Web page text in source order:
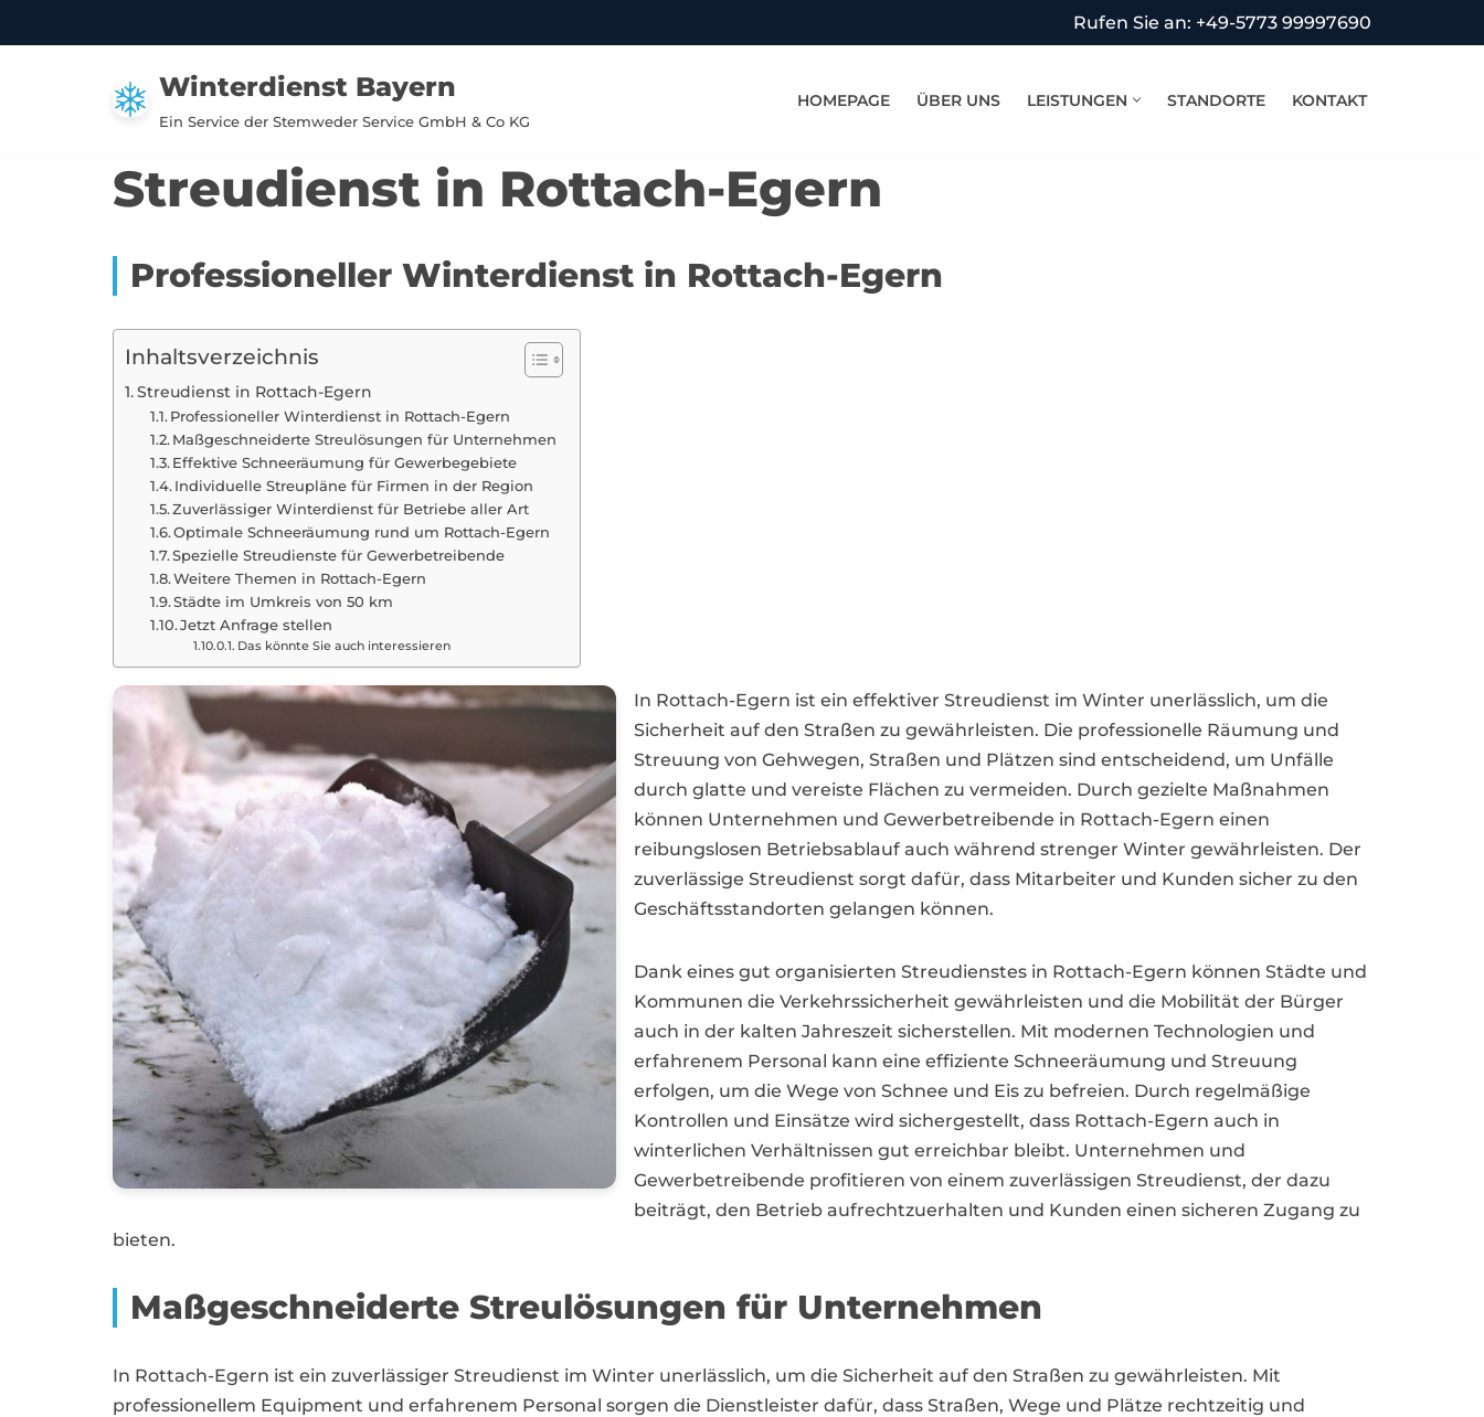
Rufen Sie an: +49-5773 99997690
Winterdienst Bayern
Ein Service der Stemweder Service GmbH & Co KG
HOMEPAGE ÜBER UNS LEISTUNGEN STANDORTE KONTAKT
Streudienst in Rottach-Egern
Professioneller Winterdienst in Rottach-Egern
Inhaltsverzeichnis
Streudienst in Rottach-Egern
Professioneller Winterdienst in Rottach-Egern
Maßgeschneiderte Streulösungen für Unternehmen
Effektive Schneeräumung für Gewerbegebiete
Individuelle Streupläne für Firmen in der Region
Zuverlässiger Winterdienst für Betriebe aller Art
Optimale Schneeräumung rund um Rottach-Egern
Spezielle Streudienste für Gewerbetreibende
Weitere Themen in Rottach-Egern
Städte im Umkreis von 50 km
Jetzt Anfrage stellen
Das könnte Sie auch interessieren
In Rottach-Egern ist ein effektiver Streudienst im Winter unerlässlich, um die
Sicherheit auf den Straßen zu gewährleisten. Die professionelle Räumung und
Streuung von Gehwegen, Straßen und Plätzen sind entscheidend, um Unfälle
durch glatte und vereiste Flächen zu vermeiden. Durch gezielte Maßnahmen
können Unternehmen und Gewerbetreibende in Rottach-Egern einen
reibungslosen Betriebsablauf auch während strenger Winter gewährleisten. Der
zuverlässige Streudienst sorgt dafür, dass Mitarbeiter und Kunden sicher zu den
Geschäftsstandorten gelangen können.
Dank eines gut organisierten Streudienstes in Rottach-Egern können Städte und
Kommunen die Verkehrssicherheit gewährleisten und die Mobilität der Bürger
auch in der kalten Jahreszeit sicherstellen. Mit modernen Technologien und
erfahrenem Personal kann eine effiziente Schneeräumung und Streuung
erfolgen, um die Wege von Schnee und Eis zu befreien. Durch regelmäßige
Kontrollen und Einsätze wird sichergestellt, dass Rottach-Egern auch in
winterlichen Verhältnissen gut erreichbar bleibt. Unternehmen und
Gewerbetreibende profitieren von einem zuverlässigen Streudienst, der dazu
beiträgt, den Betrieb aufrechtzuerhalten und Kunden einen sicheren Zugang zu
bieten.
Maßgeschneiderte Streulösungen für Unternehmen
In Rottach-Egern ist ein zuverlässiger Streudienst im Winter unerlässlich, um die Sicherheit auf den Straßen zu gewährleisten. Mit
professionellem Equipment und erfahrenem Personal sorgen die Dienstleister dafür, dass Straßen, Wege und Plätze rechtzeitig und